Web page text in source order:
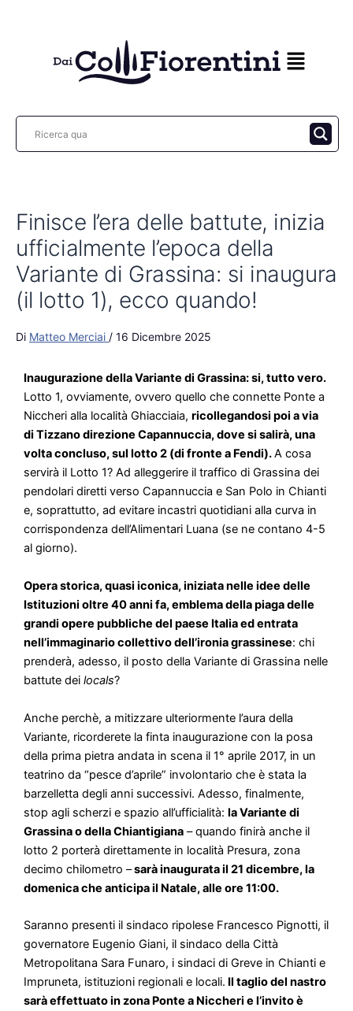
Finisce l’era delle battute, inizia
ufficialmente l’epoca della
Variante di Grassina: si inaugura
(il lotto 1), ecco quando!
Di Matteo Merciai / 16 Dicembre 2025
Inaugurazione della Variante di Grassina: si, tutto vero.
Lotto 1, ovviamente, ovvero quello che connette Ponte a
Niccheri alla località Ghiacciaia, ricollegandosi poi a via
di Tizzano direzione Capannuccia, dove si salirà, una
volta concluso, sul lotto 2 (di fronte a Fendi).A cosa
servirà il Lotto 1? Ad alleggerire il traffico di Grassina dei
pendolari diretti verso Capannuccia e San Polo in Chianti
e, soprattutto, ad evitare incastri quotidiani alla curva in
corrispondenza dell’Alimentari Luana (se ne contano 4-5
al giorno).
Opera storica, quasi iconica, iniziata nelle idee delle
Istituzioni oltre 40 anni fa, emblema della piaga delle
grandi opere pubbliche del paese Italia ed entrata
nell’immaginario collettivo dell’ironia grassinese: chi
prenderà, adesso, il posto della Variante di Grassina nelle
battute dei locals?
Anche perchè, a mitizzare ulteriormente l’aura della
Variante, ricorderete la finta inaugurazione con la posa
della prima pietra andata in scena il 1° aprile 2017, in un
teatrino da “pesce d’aprile” involontario che è stata la
barzelletta degli anni successivi. Adesso, finalmente,
stop agli scherzi e spazio all’ufficialità: la Variante di
Grassina o della Chiantigiana – quando finirà anche il
lotto 2 porterà direttamente in località Presura, zona
decimo chilometro –sarà inaugurata il 21 dicembre, la
domenica che anticipa il Natale, alle ore 11:00.
Saranno presenti il sindaco ripolese Francesco Pignotti, il
governatore Eugenio Giani, il sindaco della Città
Metropolitana Sara Funaro, i sindaci di Greve in Chianti e
Impruneta, istituzioni regionali e locali. Il taglio del nastro
sarà effettuato in zona Ponte a Niccheri e l’invito è